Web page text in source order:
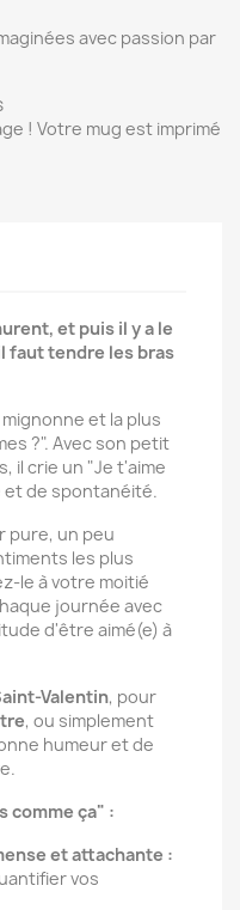
avec passion par
! Votre mug est imprimé
et puis il y a le
faut tendre les bras
et la plus
?". Avec son petit
il crie un "Je t'aime
et de spontanéité.
pure, un peu
les plus
le à votre moitié
journée avec
d'être aimé(e) à
Valentin, pour
, ou simplement
humeur et de
comme ça" :
et attachante :
vos